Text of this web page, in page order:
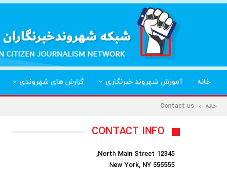
خانه آموزش شهروند خبرنگاری گزارش های شهروندی
خانه Contact us
CONTACT INFO
12345 North Main Street,
New York, NY 555555